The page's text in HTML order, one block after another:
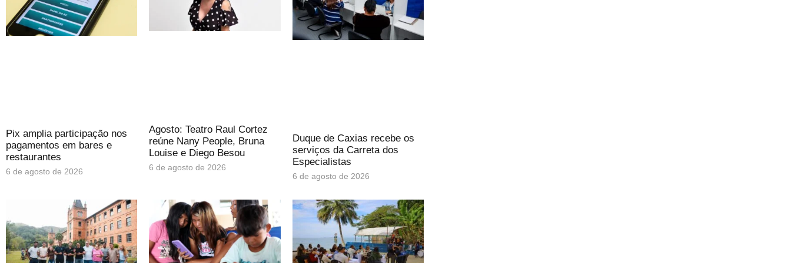
Pix amplia participação nos
pagamentos em bares e
restaurantes
6 de agosto de 2026
Agosto: Teatro Raul Cortez
reúne Nany People, Bruna
Louise e Diego Besou
6 de agosto de 2026
Duque de Caxias recebe os
serviços da Carreta dos
Especialistas
6 de agosto de 2026